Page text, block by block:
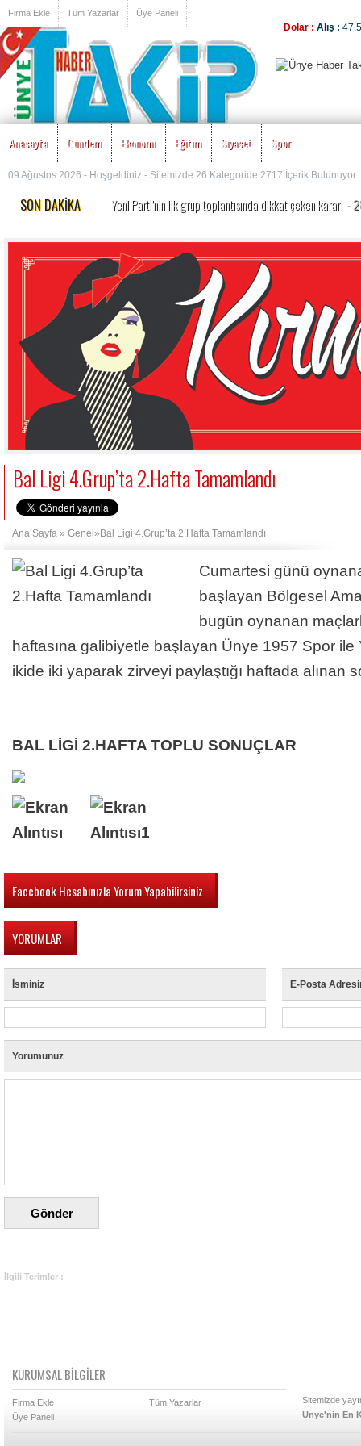
Firma Ekle Tüm Yazarlar Üye Paneli
Dolar : Alış :
Anasayfa Gündem Ekonomi Eğitim Siyaset Spor
09 Ağustos 2026 - Hoşgeldiniz - Sitemizde 26 Kategoride 2717 İçerik Bulunuyor.
SON DAKİKA Yeni Parti’nin ilk grup toplantısında dikkat çeken karar! -
Özgür Özel’e yeni görev: Yeni Parti’nin Kurucu Genel
Özgür Özel ve 90 Milletvekili CHP’den İstifa Etti:-
Erdoğan duyurmuştu, Bakan Şimşek detayları açıkladı ‘1
Bal Ligi 4.Grup’ta 2.Hafta Tamamlandı
Ana Sayfa » Genel »Bal Ligi 4.Grup’ta 2.Hafta Tamamlandı
Cumartesi günü
başlayan Bölgesel
bugün oynanan
haftasına galibiyetle başlayan Ünye 1957 Spor ile
ikide iki yaparak zirveyi paylaştığı haftada alınan
BAL LİGİ 2.HAFTA TOPLU SONUÇLAR
Facebook Hesabınızla Yorum Yapabilirsiniz
YORUMLAR
İsminiz E-Posta
Yorumunuz
İlgili Terimler :
KURUMSAL BİLGİLER
Firma Ekle
Tüm Yazarlar
Üye Paneli
Sitemizde
Ünye'nin En